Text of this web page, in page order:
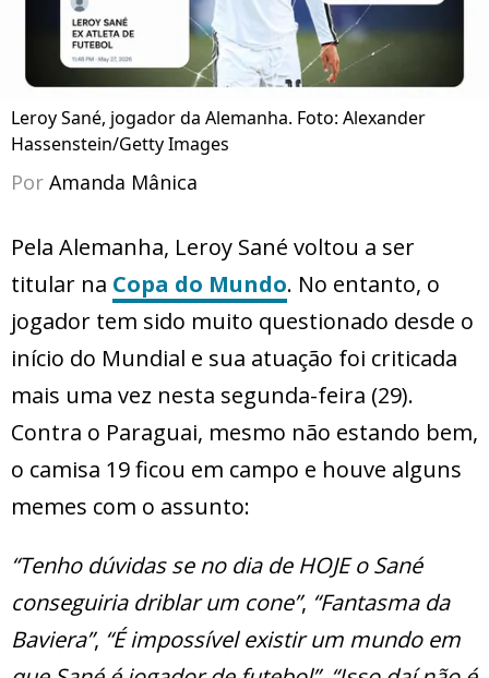
Leroy Sané, jogador da Alemanha. Foto: Alexander
Hassenstein/Getty Images
Por Amanda Mânica
Pela Alemanha, Leroy Sané voltou a ser
titular na Copa do Mundo. No entanto, o
jogador tem sido muito questionado desde o
início do Mundial e sua atuação foi criticada
mais uma vez nesta segunda-feira (29).
Contra o Paraguai, mesmo não estando bem,
o camisa 19 ficou em campo e houve alguns
memes com o assunto:
“Tenho dúvidas se no dia de HOJE o Sané
conseguiria driblar um cone”, “Fantasma da
Baviera”, “É impossível existir um mundo em